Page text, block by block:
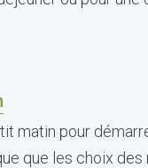
matin pour
que les choix